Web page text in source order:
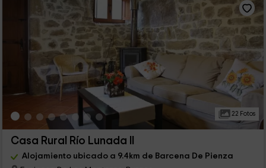
22 Fotos
Casa Rural Río Lunada II
Alojamiento ubicado a 9.4km de Barcena De Pienza